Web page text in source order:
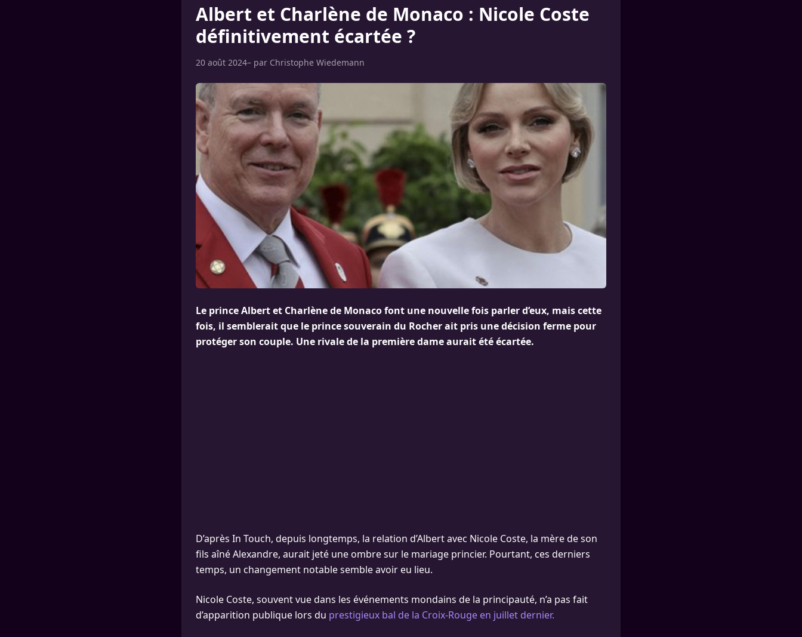
Albert et Charlène de Monaco : Nicole Coste
définitivement écartée ?
20 août 2024– par Christophe Wiedemann
Le prince Albert et Charlène de Monaco font une nouvelle fois parler d’eux, mais cette
fois, il semblerait que le prince souverain du Rocher ait pris une décision ferme pour
protéger son couple. Une rivale de la première dame aurait été écartée.
D’après In Touch, depuis longtemps, la relation d’Albert avec Nicole Coste, la mère de son
fils aîné Alexandre, aurait jeté une ombre sur le mariage princier. Pourtant, ces derniers
temps, un changement notable semble avoir eu lieu.
Nicole Coste, souvent vue dans les événements mondains de la principauté, n’a pas fait
d’apparition publique lors du prestigieux bal de la Croix-Rouge en juillet dernier.